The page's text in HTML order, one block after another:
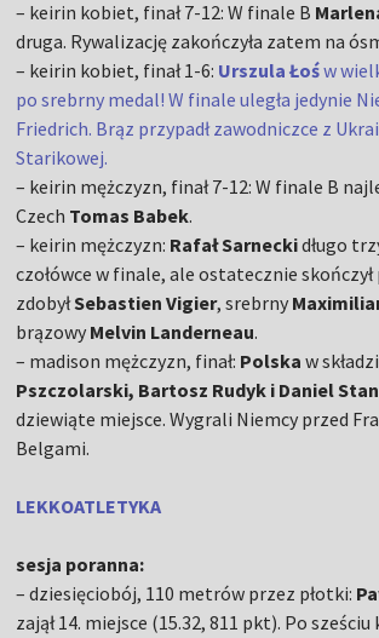
– keirin kobiet, finał 7-12: W finale B
druga. Rywalizację zakończyła zatem na
– keirin kobiet, finał 1-6: Urszula Łośw
po srebrny medal! W finale uległa jedynie
Friedrich. Brąz przypadł zawodniczce z
Starikowej.
– keirin mężczyzn, finał 7-12: W finale B
Czech Tomas Babek.
– keirin mężczyzn: Rafał Sarneckidługo
czołówce w finale, ale ostatecznie skończył
zdobyłSebastien Vigier, srebrny
brązowy Melvin Landerneau.
– madison mężczyzn, finał: Polska w
Pszczolarski, Bartosz Rudyk i Daniel
dziewiąte miejsce. Wygrali Niemcy przed
Belgami.
LEKKOATLETYKA
sesja poranna:
– dziesięciobój, 110 metrów przez płotki:
zajął 14. miejsce (15.32, 811 pkt). Po